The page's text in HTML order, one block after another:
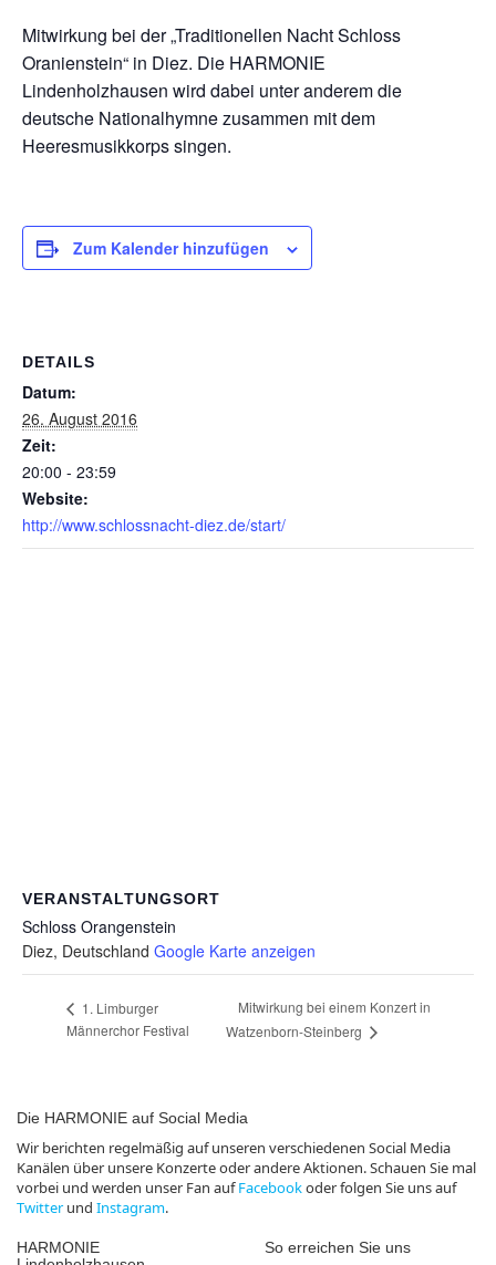
Mitwirkung bei der „Traditionellen Nacht Schloss
Oranienstein“ in Diez. Die HARMONIE
Lindenholzhausen wird dabei unter anderem die
deutsche Nationalhymne zusammen mit dem
Heeresmusikkorps singen.
Zum Kalender hinzufügen
DETAILS
Datum:
26. August 2016
Zeit:
20:00 - 23:59
Website:
http://www.schlossnacht-diez.de/start/
VERANSTALTUNGSORT
Schloss Orangenstein
Diez, Deutschland Google Karte anzeigen
1. Limburger
Männerchor Festival
Mitwirkung bei einem Konzert in
Watzenborn-Steinberg
Die HARMONIE auf Social Media
Wir berichten regelmäßig auf unseren verschiedenen Social Media
Kanälen über unsere Konzerte oder andere Aktionen. Schauen Sie mal
vorbei und werden unser Fan aufFacebookoder folgen Sie uns auf
Twitterund Instagram.
HARMONIE
So erreichen Sie uns